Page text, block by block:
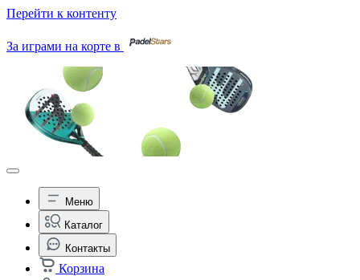
Перейти к контенту
За играми на корте в
Меню
Каталог
Контакты
Корзина